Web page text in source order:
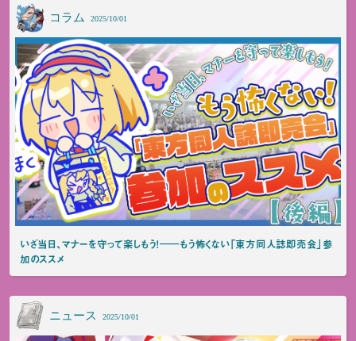
コラム 2025/10/01
いざ当日、マナーを守って楽しもう！――もう怖くない「東方同人誌即売会」参
加のススメ
ニュース 2025/10/01